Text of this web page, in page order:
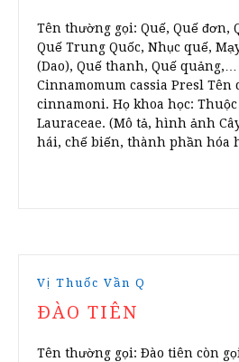
Tên thường gọi: Quế, Quế đơn,
Quế Trung Quốc, Nhục quế,
(Dao), Quế thanh, Quế
Cinnamomum cassia Presl Tên
cinnamoni. Họ khoa học: Thuộc
Lauraceae. (Mô tả, hình ảnh
hái, chế biến, thành phần hóa
Vị Thuốc Vần Q
ÐÀO TIÊN
Tên thường gọi: Ðào tiên còn